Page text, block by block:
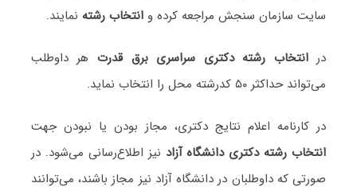
سایت سازمان سنجش مراجعه کرده و انتخاب رشته نمایند.
درانتخاب رشته دکتری سراسری برق قدرت هر داوطلب
می‌تواند حداکثر ۵۰ کدرشته محل را انتخاب نماید.
در کارنامه اعلام نتایج دکتری، مجاز بودن یا نبودن جهت
انتخاب رشته دکتری دانشگاه آزاد نیز اطلاع‌رسانی می‌شود. در
صورتی که داوطلبان در دانشگاه آزاد نیز مجاز باشند، می‌توانند